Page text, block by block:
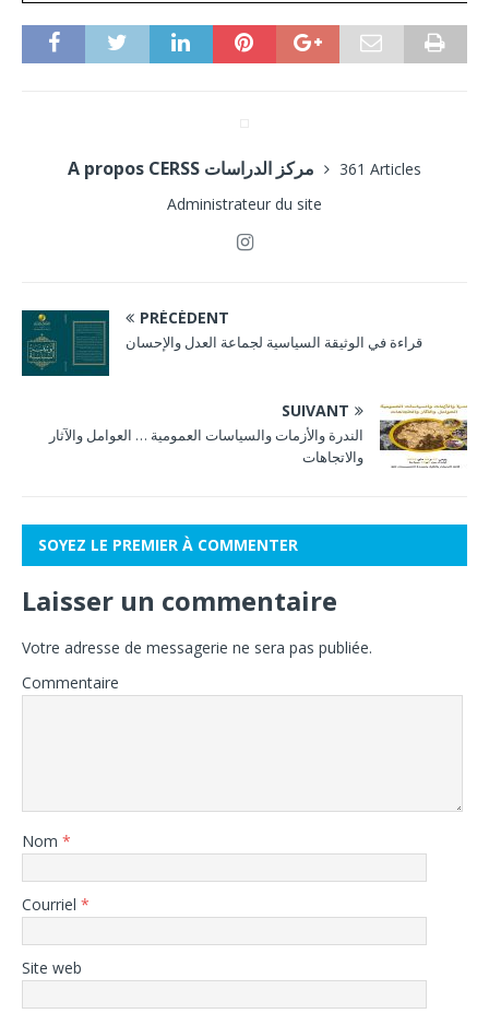
361 Articles
Administrateur du site
PRÉCÉDENT
قراءة في الوثيقة السياسية لجماعة العدل والإحسان
SUIVANT
الندرة والأزمات والسياسات العمومية … العوامل والآثار
والاتجاهات
SOYEZ LE PREMIER À COMMENTER
Laisser un commentaire
Votre adresse de messagerie ne sera pas publiée.
Commentaire
Nom *
Courriel *
Site web